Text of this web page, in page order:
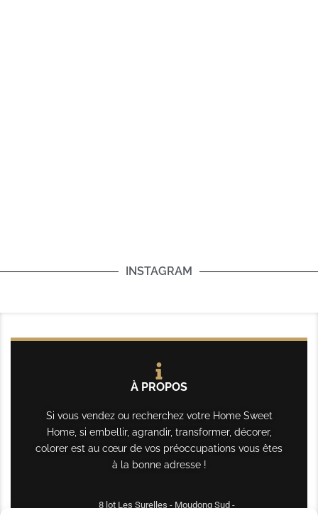
INSTAGRAM
À PROPOS
Si vous vendez ou recherchez votre Home Sweet
Home, si embellir, agrandir, transformer, décorer,
colorer est au cœur de vos préoccupations vous êtes
à la bonne adresse !
8 lot Les Surelles - Moudong Sud -